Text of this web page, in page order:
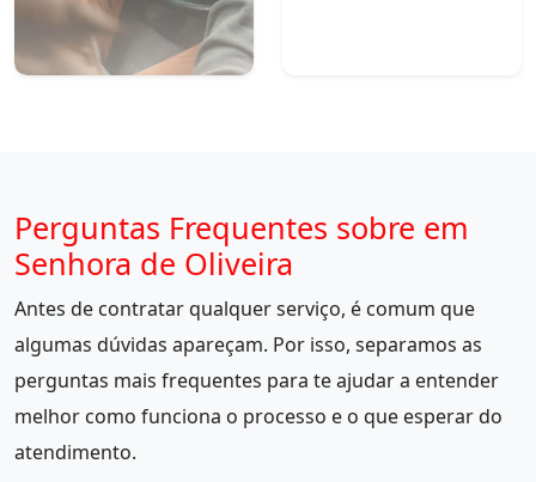
Perguntas Frequentes sobre em
Senhora de Oliveira
Antes de contratar qualquer serviço, é comum que
algumas dúvidas apareçam. Por isso, separamos as
perguntas mais frequentes para te ajudar a entender
melhor como funciona o processo e o que esperar do
atendimento.